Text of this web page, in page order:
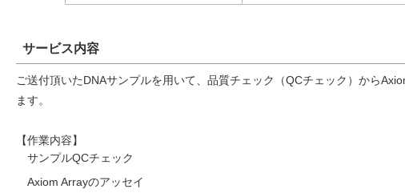
サービス内容
ご送付頂いたDNAサンプルを用いて、品質チェック（QCチェック）から
ます。
【作業内容】
サンプルQCチェック
Axiom Arrayのアッセイ